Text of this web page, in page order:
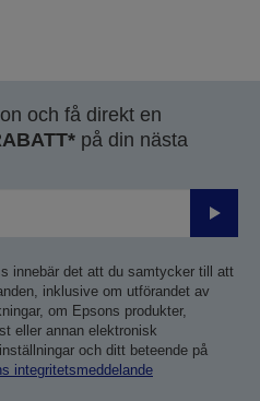
och få direkt en
på din nästa
Skicka
innebär det att du samtycker till att
inklusive om utförandet av
om Epsons produkter,
eller annan elektronisk
och ditt beteende på
integritetsmeddelande